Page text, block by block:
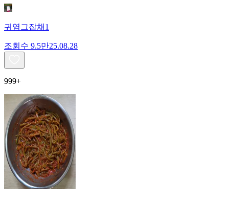
귀염그잡채1
조회수 9.5만25.08.28
999+